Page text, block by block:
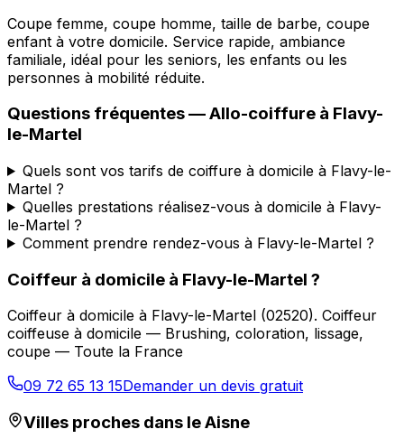
Coupe femme, coupe homme, taille de barbe, coupe
enfant à votre domicile. Service rapide, ambiance
familiale, idéal pour les seniors, les enfants ou les
personnes à mobilité réduite.
Questions fréquentes —Allo-coiffure à Flavy-
le-Martel
Quels sont vos tarifs de coiffure à domicile à Flavy-le-
Martel ?
Quelles prestations réalisez-vous à domicile à Flavy-
le-Martel ?
Comment prendre rendez-vous à Flavy-le-Martel ?
Coiffeur à domicile à Flavy-le-Martel ?
Coiffeur à domicile à Flavy-le-Martel (02520). Coiffeur
coiffeuse à domicile — Brushing, coloration, lissage,
coupe — Toute la France
09 72 65 13 15Demander un devis gratuit
Villes proches dans leAisne